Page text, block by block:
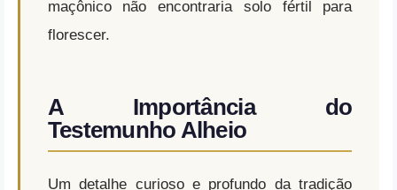
maçônico não encontraria solo fértil para
florescer.
A Importância do
Testemunho Alheio
Um detalhe curioso e profundo da tradição